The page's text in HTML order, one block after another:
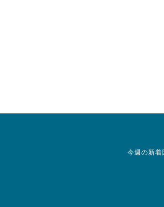
今週の新着